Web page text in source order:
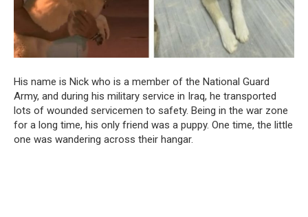
His name is Nick who is a member of the National Guard
Army, and during his military service in Iraq, he transported
lots of wounded servicemen to safety. Being in the war zone
for a long time, his only friend was a puppy. One time, the little
one was wandering across their hangar.